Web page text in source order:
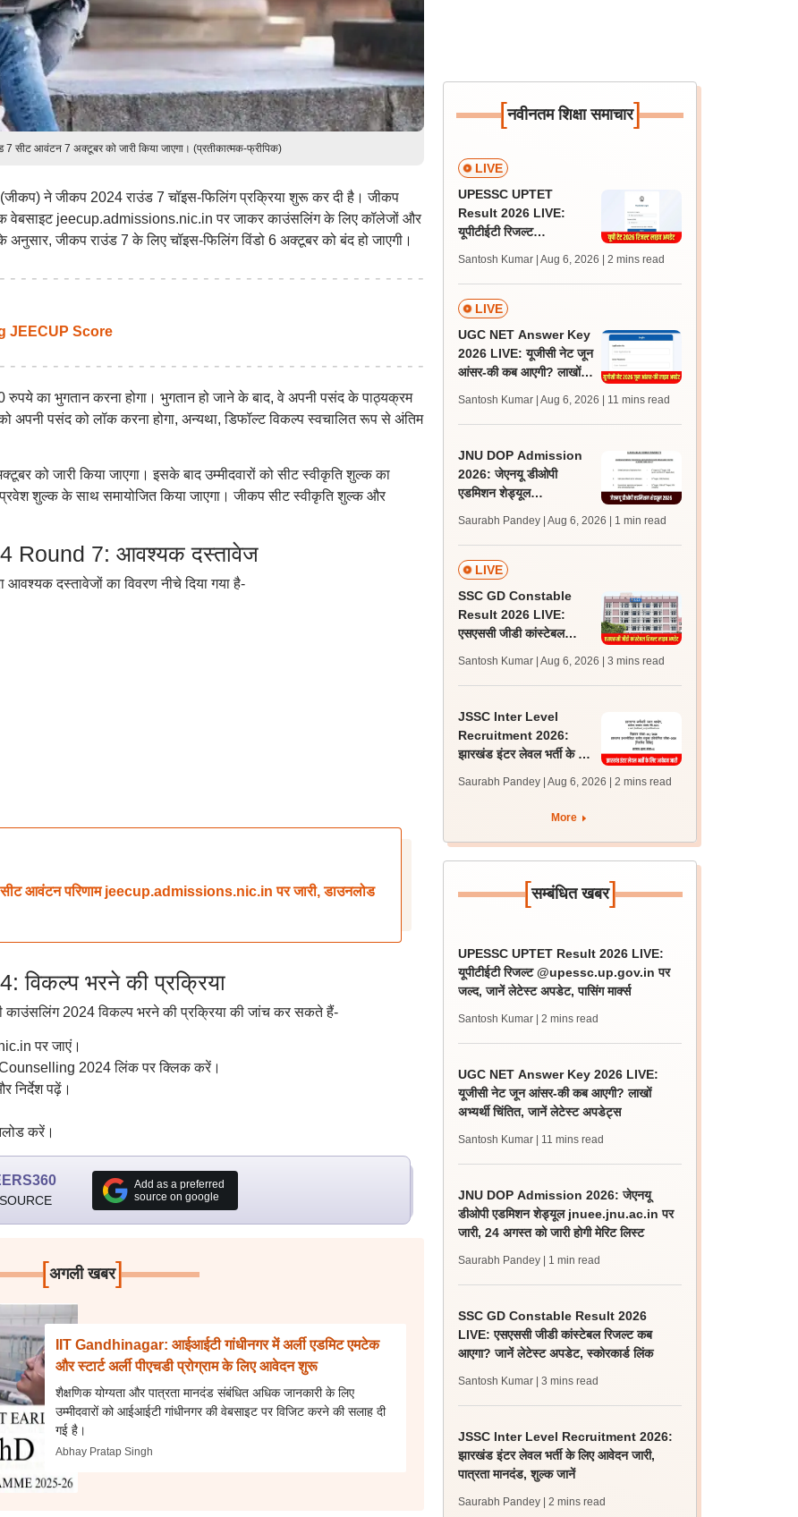
सीट आवंटन 7 अक्टूबर को जारी किया जाएगा। (प्रतीकात्मक-फ्रीपिक)
(जीकप) ने जीकप 2024 राउंड 7 चॉइस-फिलिंग प्रक्रिया शुरू कर दी है। जीकप
वेबसाइट jeecup.admissions.nic.in पर जाकर काउंसलिंग के लिए कॉलेजों और
जीकप राउंड 7 के लिए चॉइस-फिलिंग विंडो 6 अक्टूबर को बंद हो जाएगी।
JEECUP Score
का भुगतान करना होगा। भुगतान हो जाने के बाद, वे अपनी पसंद के पाठ्यक्रम
पसंद को लॉक करना होगा, अन्यथा, डिफॉल्ट विकल्प स्वचालित रूप से अंतिम
को जारी किया जाएगा। इसके बाद उम्मीदवारों को सीट स्वीकृति शुल्क का
शुल्क के साथ समायोजित किया जाएगा। जीकप सीट स्वीकृति शुल्क और
Round 7: आवश्यक दस्तावेज
आवश्यक दस्तावेजों का विवरण नीचे दिया गया है-
आवंटन परिणाम jeecup.admissions.nic.in पर जारी, डाउनलोड
भरने की प्रक्रिया
काउंसलिंग 2024 विकल्प भरने की प्रक्रिया की जांच कर सकते हैं-
पर जाएं।
2024 लिंक पर क्लिक करें।
पढ़ें।
करें।
Add as a preferred
source on google
[अगली खबर]
IIT Gandhinagar: आईआईटी गांधीनगर में अर्ली एडमिट एमटेक
और स्टार्ट अर्ली पीएचडी प्रोग्राम के लिए आवेदन शुरू
शैक्षणिक योग्यता और पात्रता मानदंड संबंधित अधिक जानकारी के लिए
उम्मीदवारों को आईआईटी गांधीनगर की वेबसाइट पर विजिट करने की सलाह दी
गई है।
Abhay Pratap Singh
[नवीनतम शिक्षा समाचार]
LIVE
UPESSC UPTET
Result 2026 LIVE:
यूपीटीईटी रिजल्ट
जल्द, जानें लेटेस्ट अपडेट,
पासिंग मार्क्स
Santosh Kumar | Aug 6, 2026 | 2 mins read
LIVE
UGC NET Answer Key
2026 LIVE: यूजीसी नेट जून
आंसर-की कब आएगी? लाखों
Santosh Kumar | Aug 6, 2026 | 11 mins read
JNU DOP Admission
2026: जेएनयू डीओपी
एडमिशन शेड्यूल
24 अगस्त को जारी होगी मेरिट
लिस्ट
Saurabh Pandey | Aug 6, 2026 | 1 min read
LIVE
SSC GD Constable
Result 2026 LIVE:
एसएससी जीडी कांस्टेबल
लेटेस्ट अपडेट, स्कोरकार्ड लिंक
Santosh Kumar | Aug 6, 2026 | 3 mins read
JSSC Inter Level
Recruitment 2026:
झारखंड इंटर लेवल भर्ती के लिए
Saurabh Pandey | Aug 6, 2026 | 2 mins read
More
[सम्बंधित खबर]
UPESSC UPTET Result 2026 LIVE:
यूपीटीईटी रिजल्ट @upessc.up.gov.in पर
जल्द, जानें लेटेस्ट अपडेट, पासिंग मार्क्स
Santosh Kumar | 2 mins read
UGC NET Answer Key 2026 LIVE:
यूजीसी नेट जून आंसर-की कब आएगी? लाखों
अभ्यर्थी चिंतित, जानें लेटेस्ट अपडेट्स
Santosh Kumar | 11 mins read
JNU DOP Admission 2026: जेएनयू
डीओपी एडमिशन शेड्यूल jnuee.jnu.ac.in पर
जारी, 24 अगस्त को जारी होगी मेरिट लिस्ट
Saurabh Pandey | 1 min read
SSC GD Constable Result 2026
LIVE: एसएससी जीडी कांस्टेबल रिजल्ट कब
आएगा? जानें लेटेस्ट अपडेट, स्कोरकार्ड लिंक
Santosh Kumar | 3 mins read
JSSC Inter Level Recruitment 2026:
झारखंड इंटर लेवल भर्ती के लिए आवेदन जारी,
पात्रता मानदंड, शुल्क जानें
Saurabh Pandey | 2 mins read